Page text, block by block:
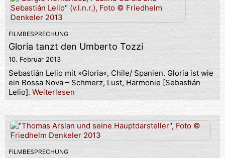
FILMBESPRECHUNG
Gloria tanzt den Umberto Tozzi
10. Februar 2013
Sebastián Lelio mit »Gloria«, Chile/ Spanien. Gloria ist wie
ein Bossa Nova – Schmerz, Lust, Harmonie [Sebastián
Lelio]. Weiterlesen
FILMBESPRECHUNG